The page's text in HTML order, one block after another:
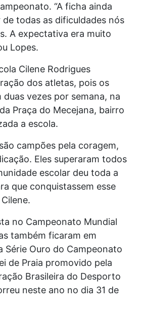
“A ficha ainda
de todas as dificuldades nós
A expectativa era muito
Lopes.
Cilene Rodrigues
dos atletas, pois os
vezes por semana, na
Praça do Mecejana, bairro
a escola.
campões pela coragem,
Eles superaram todos
escolar deu toda a
que conquistassem esse
no Campeonato Mundial
também ficaram em
Série Ouro do Campeonato
de Praia promovido pela
Brasileira do Desporto
neste ano no dia 31 de